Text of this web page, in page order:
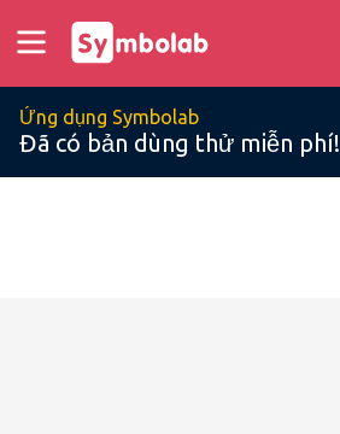
Ứng dụng Symbolab
Đã có bản dùng thử miễn phí!